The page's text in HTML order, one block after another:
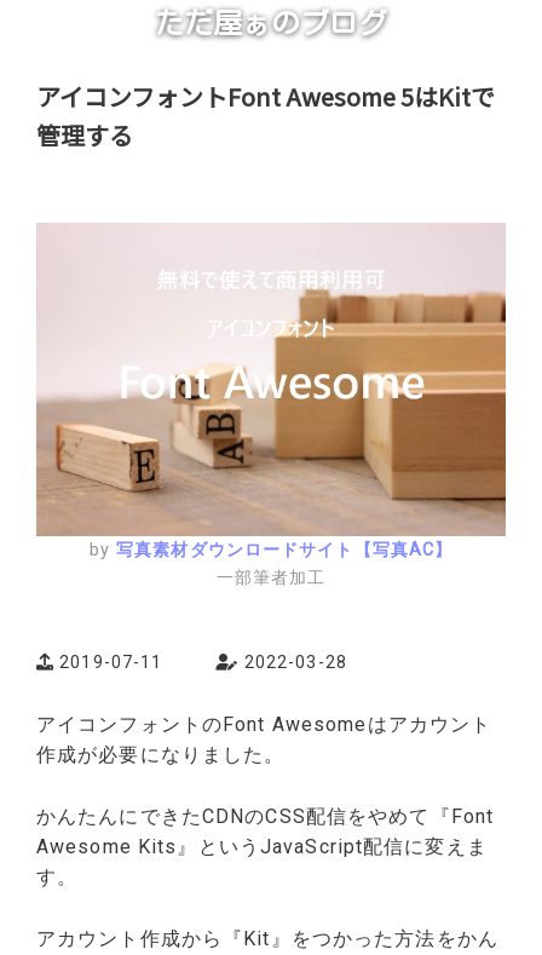
ただ屋ぁのブログ
アイコンフォントFont Awesome 5はKitで
管理する
by写真素材ダウンロードサイト【写真AC】
一部筆者加工
2019-07-11 2022-03-28
アイコンフォントのFont Awesomeはアカウント
作成が必要になりました。
かんたんにできたCDNのCSS配信をやめて『Font
Awesome Kits』というJavaScript配信に変えま
す。
アカウント作成から『Kit』をつかった方法をかん